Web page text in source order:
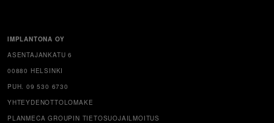
IMPLANTONA OY
ASENTAJANKATU 6
00880 HELSINKI
PUH. 09 530 6730
YHTEYDENOTTOLOMAKE
PLANMECA GROUPIN TIETOSUOJAILMOITUS